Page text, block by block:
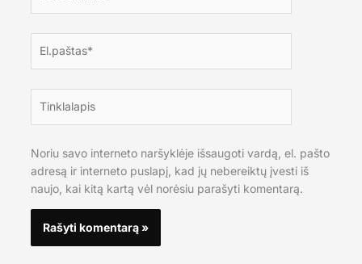
Noriu savo interneto naršyklėje išsaugoti vardą, el. pašto
adresą ir interneto puslapį, kad jų nebereiktų įvesti iš
naujo, kai kitą kartą vėl norėsiu parašyti komentarą.